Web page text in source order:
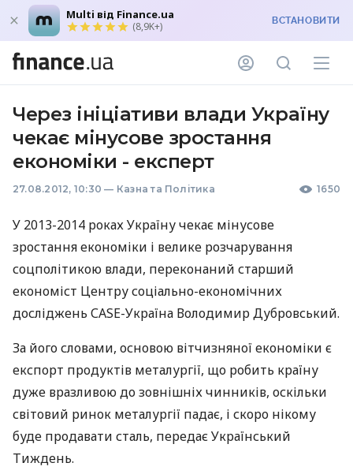
Multi від Finance.ua
(8,9K+) ВСТАНОВИТИ
Через ініціативи влади Україну
чекає мінусове зростання
економіки - експерт
27.08.2012, 10:30 — Казна та Політика 1650
У 2013-2014 роках Україну чекає мінусове
зростання економіки і велике розчарування
соцполітикою влади, переконаний старший
економіст Центру соціально-економічних
досліджень САSE-Україна Володимир Дубровський.
За його словами, основою вітчизняної економіки є
експорт продуктів металургії, що робить країну
дуже вразливою до зовнішніх чинників, оскільки
світовий ринок металургії падає, і скоро нікому
буде продавати сталь, передає Український
Тиждень.